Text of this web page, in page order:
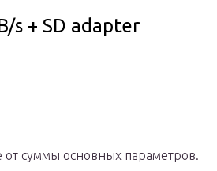
s + SD adapter
от суммы основных параметров.